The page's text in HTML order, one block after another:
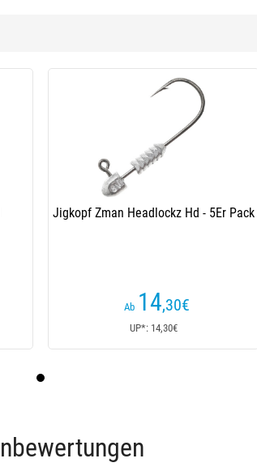
Jigkopf Zman Headlockz Hd - 5Er Pack
Ab 14,30€
UP*: 14,30€